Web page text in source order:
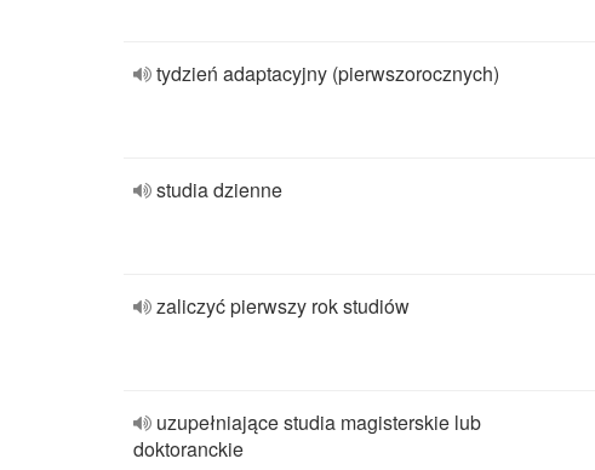
tydzień adaptacyjny (pierwszorocznych)
studia dzienne
zaliczyć pierwszy rok studiów
uzupełniające studia magisterskie lub
doktoranckie